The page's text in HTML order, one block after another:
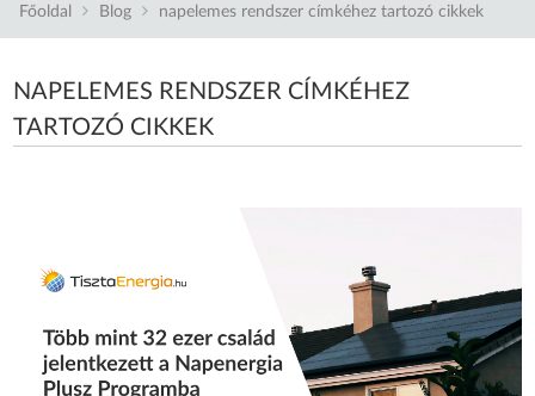
Főoldal Blog napelemes rendszer címkéhez tartozó cikkek
NAPELEMES RENDSZER CÍMKÉHEZ
TARTOZÓ CIKKEK